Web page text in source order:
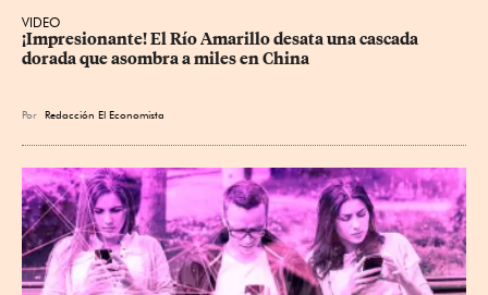
VIDEO
¡Impresionante! El Río Amarillo desata una cascada
dorada que asombra a miles en China
Por Redacción El Economista